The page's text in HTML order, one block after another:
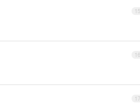
15
16
17